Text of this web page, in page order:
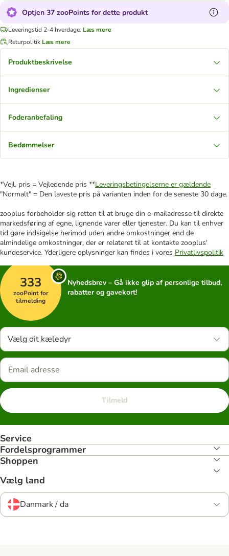
Optjen 37 zooPoints for dette produkt
Leveringstid 2-4 hverdage. Læs mere
Returpolitik Læs mere
Produktbeskrivelse
Ingredienser
Foderanbefaling
Bedømmelser
*Vejl. pris = Vejledende pris **Leveringsbetingelserne er gældende
"Normalt" = Den laveste pris på varianten inden for de seneste 30 dage.
zooplus forbeholder sig retten til at bruge din e-mailadresse til direkte
markedsføring af egne, lignende varer eller tjenester. Du kan til enhver
tid gøre indsigelse herimod uden andre omkostninger end de
almindelige omkostninger, der er relateret til at kontakte zooplus'
kundeservice. Yderligere oplysninger kan findes i vores Privatlivspolitik
333
zooPoint for
tilmelding
Nyhedsbrev – Gå ikke glip af personlige tilbud,
rabatter og gavekort!
Vælg dit kæledyr
Tilmeld
Service
Fordelsprogrammer
Shoppen
Vælg land
Danmark / da